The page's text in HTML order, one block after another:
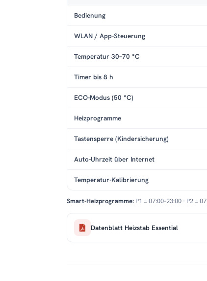
Bedienung
WLAN / App-Steuerung
Temperatur 30–70 °C
Timer bis 8 h
ECO-Modus (50 °C)
Heizprogramme
Tastensperre (Kindersicherung)
Auto-Uhrzeit über Internet
Temperatur-Kalibrierung
Smart-Heizprogramme: P1 = 07:00–23:00 · P2 =
Datenblatt Heizstab Essential